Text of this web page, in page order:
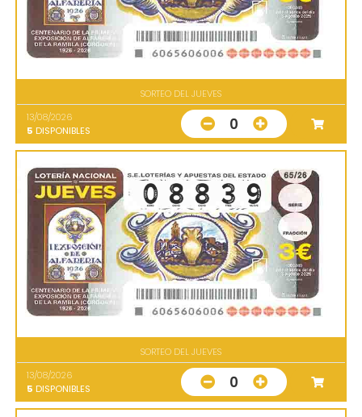
SORTEO DEL JUEVES
13/08/2026
5 DISPONIBLES 0
SORTEO DEL JUEVES
13/08/2026
5 DISPONIBLES 0